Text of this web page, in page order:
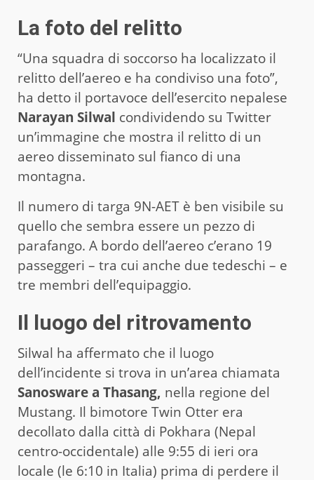
La foto del relitto
“Una squadra di soccorso ha localizzato il
relitto dell’aereo e ha condiviso una foto”,
ha detto il portavoce dell’esercito nepalese
Narayan Silwal condividendo su Twitter
un’immagine che mostra il relitto di un
aereo disseminato sul fianco di una
montagna.
Il numero di targa 9N-AET è ben visibile su
quello che sembra essere un pezzo di
parafango. A bordo dell’aereo c’erano 19
passeggeri – tra cui anche due tedeschi – e
tre membri dell’equipaggio.
Il luogo del ritrovamento
Silwal ha affermato che il luogo
dell’incidente si trova in un’area chiamata
Sanosware a Thasang, nella regione del
Mustang. Il bimotore Twin Otter era
decollato dalla città di Pokhara (Nepal
centro-occidentale) alle 9:55 di ieri ora
locale (le 6:10 in Italia) prima di perdere il